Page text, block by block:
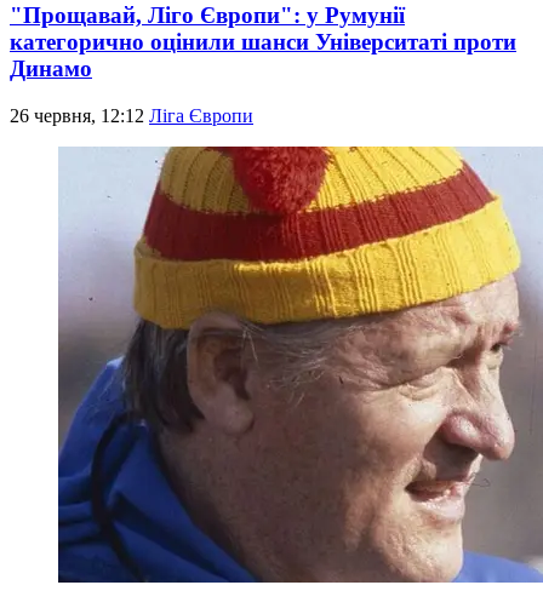
"Прощавай, Ліго Європи": у Румунії
категорично оцінили шанси Університаті проти
Динамо
26 червня, 12:12 Ліга Європи